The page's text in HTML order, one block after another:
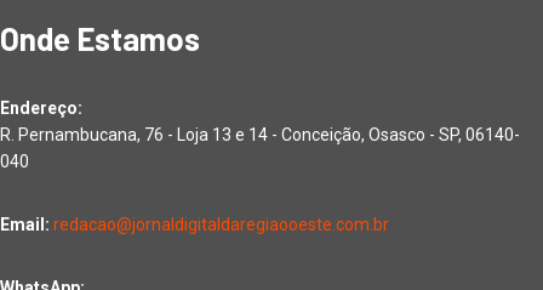
Onde Estamos
Endereço:
R. Pernambucana, 76 - Loja 13 e 14 - Conceição, Osasco - SP, 06140-
040
Email: redacao@jornaldigitaldaregiaooeste.com.br